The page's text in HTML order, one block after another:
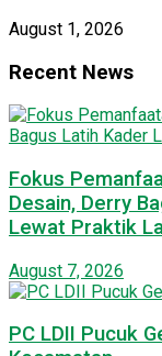
August 1, 2026
Recent News
Fokus
Desain, Derry
Lewat Praktik
August 7, 2026
PC LDII Pucuk